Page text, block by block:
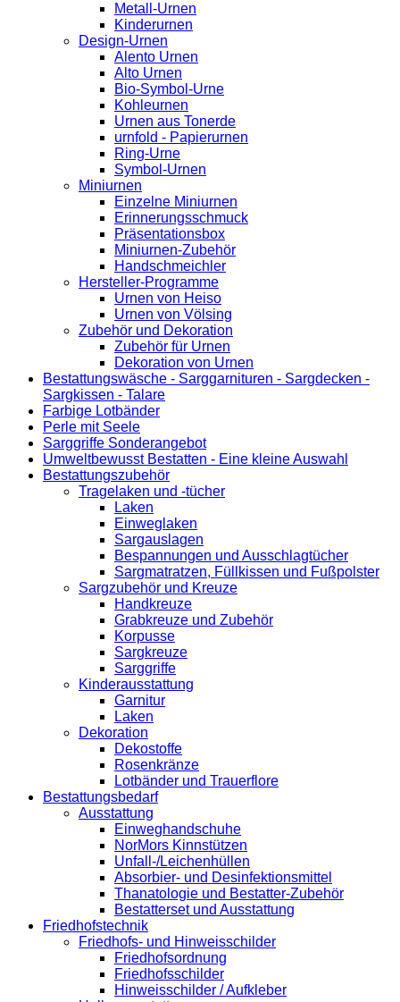
Metall-Urnen
Kinderurnen
Design-Urnen
Alento Urnen
Alto Urnen
Bio-Symbol-Urne
Kohleurnen
Urnen aus Tonerde
urnfold - Papierurnen
Ring-Urne
Symbol-Urnen
Miniurnen
Einzelne Miniurnen
Erinnerungsschmuck
Präsentationsbox
Miniurnen-Zubehör
Handschmeichler
Hersteller-Programme
Urnen von Heiso
Urnen von Völsing
Zubehör und Dekoration
Zubehör für Urnen
Dekoration von Urnen
Bestattungswäsche - Sarggarnituren - Sargdecken -
Sargkissen - Talare
Farbige Lotbänder
Perle mit Seele
Sarggriffe Sonderangebot
Umweltbewusst Bestatten - Eine kleine Auswahl
Bestattungszubehör
Tragelaken und -tücher
Laken
Einweglaken
Sargauslagen
Bespannungen und Ausschlagtücher
Sargmatratzen, Füllkissen und Fußpolster
Sargzubehör und Kreuze
Handkreuze
Grabkreuze und Zubehör
Korpusse
Sargkreuze
Sarggriffe
Kinderausstattung
Garnitur
Laken
Dekoration
Dekostoffe
Rosenkränze
Lotbänder und Trauerflore
Bestattungsbedarf
Ausstattung
Einweghandschuhe
NorMors Kinnstützen
Unfall-/Leichenhüllen
Absorbier- und Desinfektionsmittel
Thanatologie und Bestatter-Zubehör
Bestatterset und Ausstattung
Friedhofstechnik
Friedhofs- und Hinweisschilder
Friedhofsordnung
Friedhofsschilder
Hinweisschilder / Aufkleber